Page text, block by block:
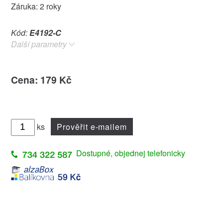
Záruka: 2 roky
Kód:E4192-C
Další parametry
Cena: 179 Kč
ks Prověřit e-mailem
Dostupné, objednej telefonicky